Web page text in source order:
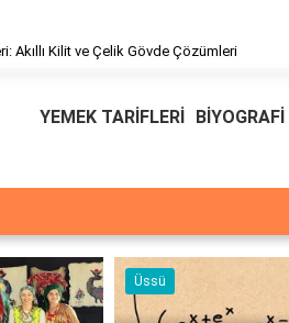
YEMEK TARİFLERİ BİYOGRAFİ
Üssü